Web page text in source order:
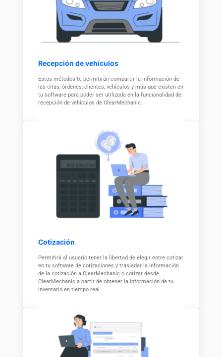
Recepción de vehículos
Estos métodos te permitirán compartir la información de
las citas, órdenes, clientes, vehículos y más que existen en
tu software para poder ser utilizada en la funcionalidad de
recepción de vehículos de ClearMechanic.
Cotización
Permitirá al usuario tener la libertad de elegir entre cotizar
en tu software de cotizaciones y trasladar la información
de la cotización a ClearMechanic o cotizar desde
ClearMechanic a partir de obtener la información de tu
inventario en tiempo real.